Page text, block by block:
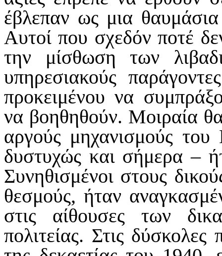
έβλεπαν ως μια
Αυτοί που σχεδόν ποτέ
την μίσθωση των
υπηρεσιακούς
προκειμένου να
να βοηθηθούν. Μοιραία
αργούς μηχανισμούς
δυστυχώς και σήμερα –
Συνηθισμένοι στους
θεσμούς, ήταν
στις αίθουσες των
πολιτείας. Στις δύσκολες